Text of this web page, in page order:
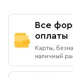
Все
оплаты
Карты,
наличный